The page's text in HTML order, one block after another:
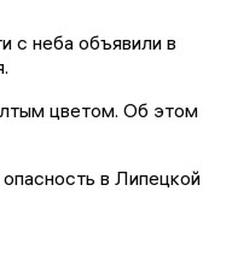
с неба объявили в
цветом. Об этом
в Липецкой